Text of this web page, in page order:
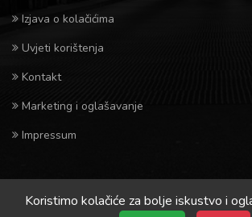
Izjava o kolačićima
Uvjeti korištenja
Kontakt
Marketing i oglašavanje
Impressum
Koristimo kolačiće za bolje iskustvo i